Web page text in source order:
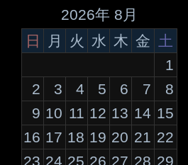
2026年 8月
日
月 火 水 木 金 土
1
2
3 4 5 6 7
8
9 10 11 12 13 14 15
16 17 18 19 20 21 22
23 24 25 26 27 28 29